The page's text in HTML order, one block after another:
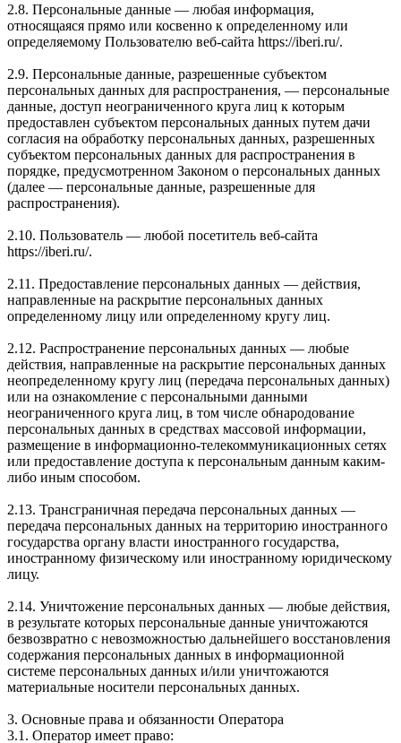
2.8. Персональные данные — любая информация,
относящаяся прямо или косвенно к определенному или
определяемому Пользователю веб-сайта https://iberi.ru/.
2.9. Персональные данные, разрешенные субъектом
персональных данных для распространения, — персональные
данные, доступ неограниченного круга лиц к которым
предоставлен субъектом персональных данных путем дачи
согласия на обработку персональных данных, разрешенных
субъектом персональных данных для распространения в
порядке, предусмотренном Законом о персональных данных
(далее — персональные данные, разрешенные для
распространения).
2.10. Пользователь — любой посетитель веб-сайта
https://iberi.ru/.
2.11. Предоставление персональных данных — действия,
направленные на раскрытие персональных данных
определенному лицу или определенному кругу лиц.
2.12. Распространение персональных данных — любые
действия, направленные на раскрытие персональных данных
неопределенному кругу лиц (передача персональных данных)
или на ознакомление с персональными данными
неограниченного круга лиц, в том числе обнародование
персональных данных в средствах массовой информации,
размещение в информационно-телекоммуникационных сетях
или предоставление доступа к персональным данным каким-
либо иным способом.
2.13. Трансграничная передача персональных данных —
передача персональных данных на территорию иностранного
государства органу власти иностранного государства,
иностранному физическому или иностранному юридическому
лицу.
2.14. Уничтожение персональных данных — любые действия,
в результате которых персональные данные уничтожаются
безвозвратно с невозможностью дальнейшего восстановления
содержания персональных данных в информационной
системе персональных данных и/или уничтожаются
материальные носители персональных данных.
3. Основные права и обязанности Оператора
3.1. Оператор имеет право: